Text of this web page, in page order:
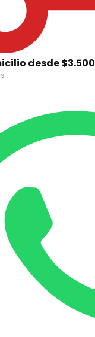
desde $3.500